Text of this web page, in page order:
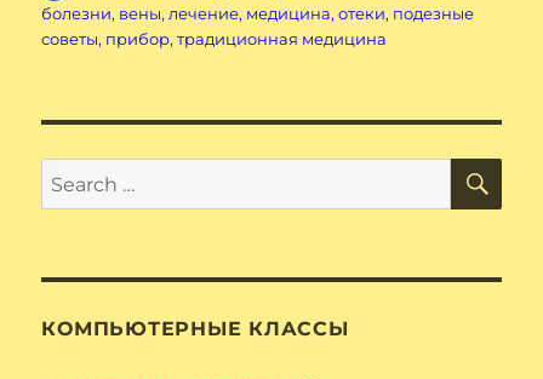
on
болезни, вены, лечение, медицина,отеки, подезные
советы, прибор,традиционная медицина
Search
for:
КОМПЬЮТЕРНЫЕ КЛАССЫ